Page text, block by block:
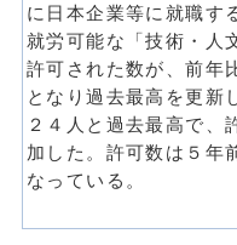
に日本企業等に就職す
就労可能な「技術・人
許可された数が、前年
となり過去最高を更新
２４人と過去最高で、
加した。許可数は５年
なっている。